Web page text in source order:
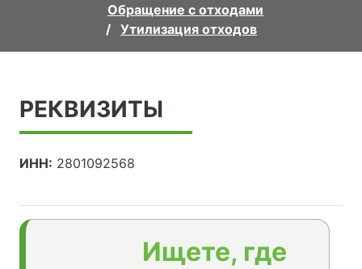
Обращение с отходами
Утилизация отходов
РЕКВИЗИТЫ
ИНН: 2801092568
Ищете, где